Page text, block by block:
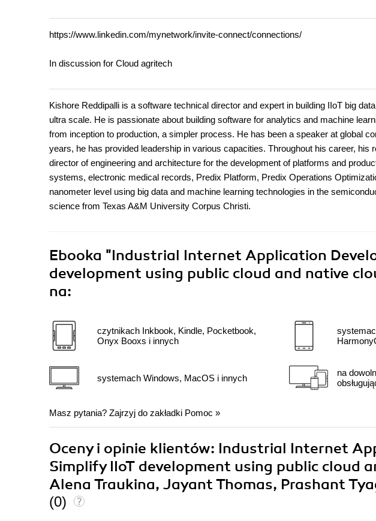
https://www.linkedin.com/mynetwork/invite-connect/connections/
In discussion for Cloud agritech
Kishore Reddipalli is a software technical director and expert in building IIoT big
ultra scale. He is passionate about building software for analytics and machine
from inception to production, a simpler process. He has been a speaker at global
years, he has provided leadership in various capacities. Throughout his career, his
director of engineering and architecture for the development of platforms and
systems, electronic medical records, Predix Platform, Predix Operations
nanometer level using big data and machine learning technologies in the
science from Texas A&M University Corpus Christi.
Ebooka "Industrial Internet Application
development using public cloud and native
na:
czytnikach Inkbook, Kindle, Pocketbook,
Onyx Booxs i innych
systemach Windows, MacOS i innych
na
Masz pytania? Zajrzyj do zakładki Pomoc »
Oceny i opinie klientów: Industrial Internet
Simplify IIoT development using public cloud
Alena Traukina, Jayant Thomas, Prashant
(0)